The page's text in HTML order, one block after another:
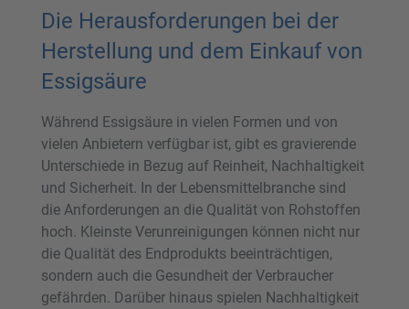
Die Herausforderungen bei der
Herstellung und dem Einkauf von
Essigsäure
Während Essigsäure in vielen Formen und von
vielen Anbietern verfügbar ist, gibt es gravierende
Unterschiede in Bezug auf Reinheit, Nachhaltigkeit
und Sicherheit. In der Lebensmittelbranche sind
die Anforderungen an die Qualität von Rohstoffen
hoch. Kleinste Verunreinigungen können nicht nur
die Qualität des Endprodukts beeinträchtigen,
sondern auch die Gesundheit der Verbraucher
gefährden. Darüber hinaus spielen Nachhaltigkeit